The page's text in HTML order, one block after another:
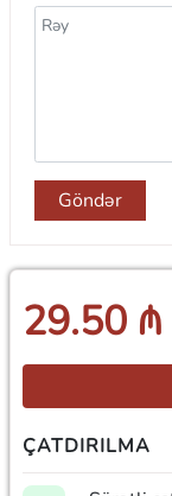
Göndər
29.50 ₼
ÇATDIRILMA